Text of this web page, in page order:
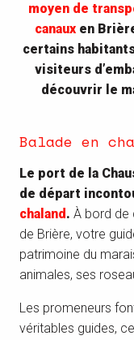
moyen de
canauxen
certains
visiteurs
découvrir le
Balade en
Le port de la
de départ
chaland . À bord de
de Brière, votre
patrimoine du
animales, ses
Les promeneurs
véritables guides,